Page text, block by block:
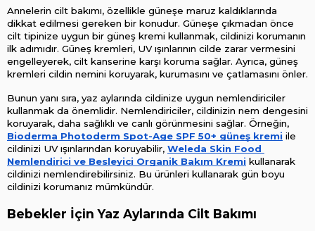
Annelerin cilt bakımı, özellikle güneşe maruz kaldıklarında
dikkat edilmesi gereken bir konudur. Güneşe çıkmadan önce
cilt tipinize uygun bir güneş kremi kullanmak, cildinizi korumanın
ilk adımıdır. Güneş kremleri, UV ışınlarının cilde zarar vermesini
engelleyerek, cilt kanserine karşı koruma sağlar. Ayrıca, güneş
kremleri cildin nemini koruyarak, kurumasını ve çatlamasını önler.
Bunun yanı sıra, yaz aylarında cildinize uygun nemlendiriciler
kullanmak da önemlidir. Nemlendiriciler, cildinizin nem dengesini
Bioderma Photoderm Spot-Age SPF 50+ güneş kremi ile
cildinizi UV ışınlarından koruyabilir, Weleda Skin Food
Nemlendirici ve Besleyici Organik Bakım Kremi kullanarak
cildinizi nemlendirebilirsiniz. Bu ürünleri kullanarak gün boyu
cildinizi korumanız mümkündür.
Bebekler İçin Yaz Aylarında Cilt Bakımı